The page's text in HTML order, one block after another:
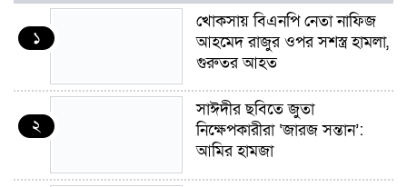
১
খোকসায় বিএনপি নেতা নাফিজ
আহমেদ রাজুর ওপর সশস্ত্র হামলা,
গুরুতর আহত
২
সাঈদীর ছবিতে জুতা
নিক্ষেপকারীরা ‘জারজ সন্তান’:
আমির হামজা